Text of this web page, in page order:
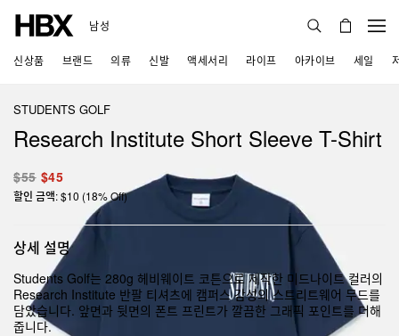
남성
신상품 브랜드 의류 신발 액세서리 라이프 아카이브 세일
STUDENTS GOLF
Research Institute Short Sleeve T-Shirt
$55 $45
할인 금액: $10 (18% Off)
상세 설명
Students Golf는 280g 헤비웨이트 코튼으로 제작한 미드나이트 컬러의
Research Institute 반팔 티셔츠에 캠퍼스 감성의 스트리트웨어 무드를
담았습니다. 앞면과 뒷면의 폰트 프린트가 깔끔한 그래픽 포인트를 더해
줍니다.